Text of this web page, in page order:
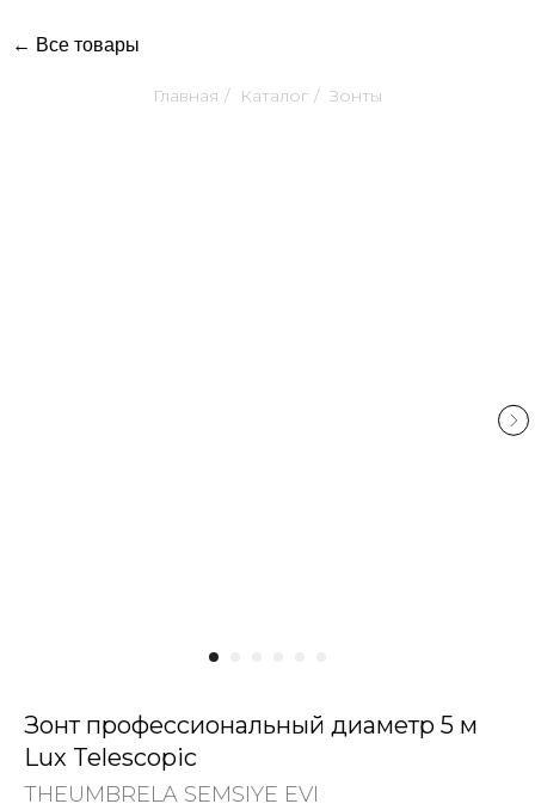
← Все товары
Главная / Каталог / Зонты
Зонт профессиональный диаметр 5 м
Lux Telescopic
THEUMBRELA SEMSIYE EVI